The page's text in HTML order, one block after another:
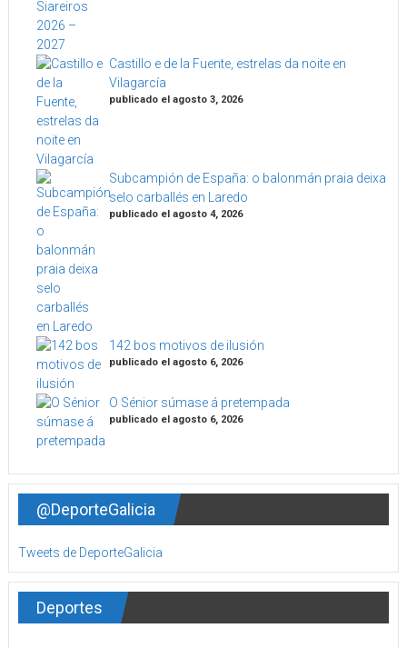
Castillo e de la Fuente, estrelas da noite en
Vilagarcía
publicado el agosto 3, 2026
Subcampión de España: o balonmán praia deixa
selo carballés en Laredo
publicado el agosto 4, 2026
142 bos motivos de ilusión
publicado el agosto 6, 2026
O Sénior súmase á pretempada
publicado el agosto 6, 2026
@DeporteGalicia
Tweets de DeporteGalicia
Deportes